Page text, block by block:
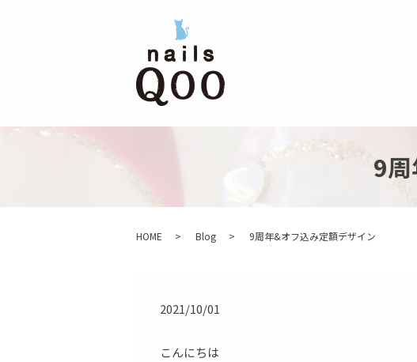
9
HOME Blog 9周年&オフ込み定額デザイン
2021/10/01
こんにちは